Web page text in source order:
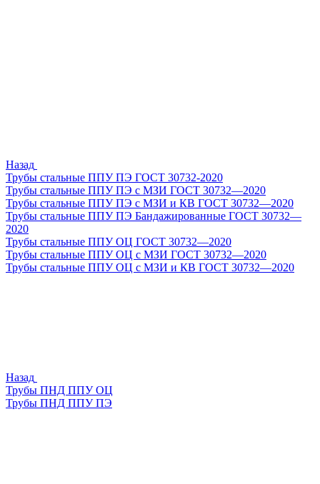
Назад
Трубы стальные ППУ ПЭ ГОСТ 30732-2020
Трубы стальные ППУ ПЭ с МЗИ ГОСТ 30732—2020
Трубы стальные ППУ ПЭ с МЗИ и КВ ГОСТ 30732—2020
Трубы стальные ППУ ПЭ Бандажированные ГОСТ 30732—
2020
Трубы стальные ППУ ОЦ ГОСТ 30732—2020
Трубы стальные ППУ ОЦ с МЗИ ГОСТ 30732—2020
Трубы стальные ППУ ОЦ с МЗИ и КВ ГОСТ 30732—2020
Назад
Трубы ПНД ППУ ОЦ
Трубы ПНД ППУ ПЭ